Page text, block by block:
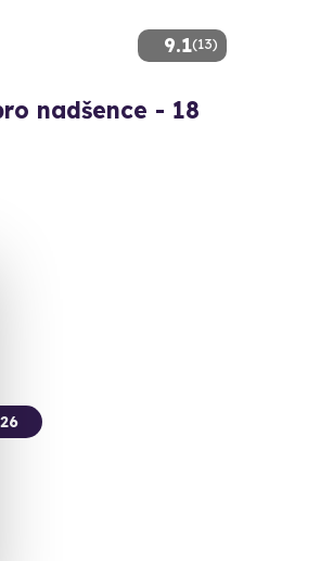
9.1(13)
nadšence - 18